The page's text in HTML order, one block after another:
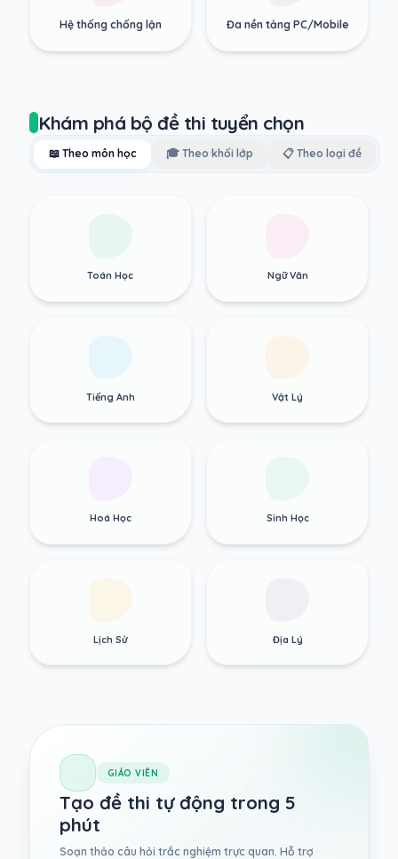
Hệ thống chống lận Đa nền tảng PC/Mobile
Khám phá bộ đề thi tuyển chọn
📖 Theo môn học 🎓 Theo khối lớp 📋 Theo loại đề
Toán Học Ngữ Văn
Tiếng Anh Vật Lý
Hoá Học Sinh Học
Lịch Sử Địa Lý
GIÁO VIÊN
Tạo đề thi tự động trong 5
phút
Soạn thảo câu hỏi trắc nghiệm trực quan. Hỗ trợ